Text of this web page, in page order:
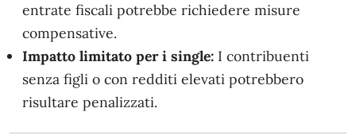
entrate fiscali potrebbe richiedere misure
compensative.
Impatto limitato per i single: I contribuenti
senza figli o con redditi elevati potrebbero
risultare penalizzati.